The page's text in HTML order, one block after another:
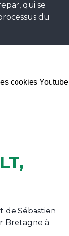
qui se
du
cookies Youtube
de Sébastien
Bretagne à